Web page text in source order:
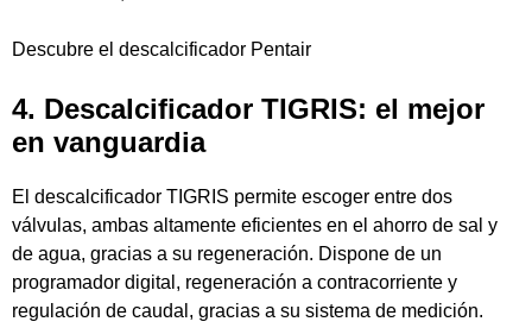
Descubre el descalcificador Pentair
4. Descalcificador TIGRIS: el mejor
en vanguardia
El descalcificador TIGRIS permite escoger entre dos
válvulas, ambas altamente eficientes en el ahorro de sal y
de agua, gracias a su regeneración. Dispone de un
programador digital, regeneración a contracorriente y
regulación de caudal, gracias a su sistema de medición.